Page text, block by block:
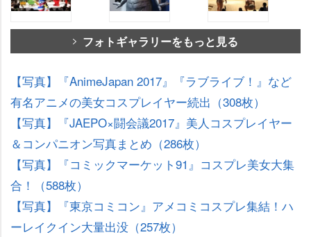
フォトギャラリーをもっと見る
【写真】『AnimeJapan 2017』『ラブライブ！』など
有名アニメの美女コスプレイヤー続出（308枚）
【写真】『JAEPO×闘会議2017』美人コスプレイヤー
＆コンパニオン写真まとめ（286枚）
【写真】『コミックマーケット91』コスプレ美女大集
合！（588枚）
【写真】『東京コミコン』アメコミコスプレ集結！ハ
ーレイクイン大量出没（257枚）